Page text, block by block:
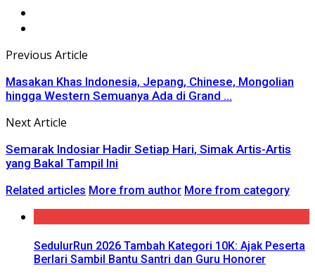
Previous Article
Masakan Khas Indonesia, Jepang, Chinese, Mongolian
hingga Western Semuanya Ada di Grand ...
Next Article
Semarak Indosiar Hadir Setiap Hari, Simak Artis-Artis
yang Bakal Tampil Ini
Related articles More from author More from category
SedulurRun 2026 Tambah Kategori 10K: Ajak Peserta
Berlari Sambil Bantu Santri dan Guru Honorer